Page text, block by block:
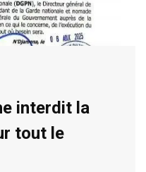
interdit la
tout le